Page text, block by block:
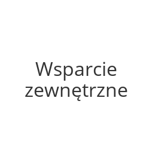
Wsparcie
zewnętrzne